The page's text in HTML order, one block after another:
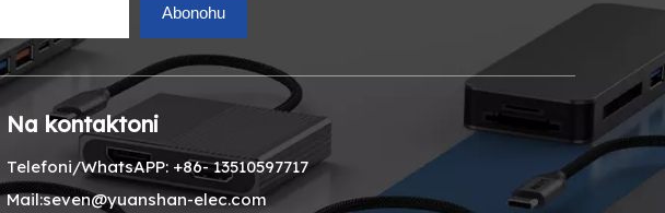
Abonohu
Na kontaktoni
Telefoni/WhatsAPP: +86- 13510597717
Mail:seven@yuanshan-elec.com